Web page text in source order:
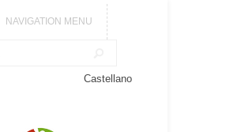
NAVIGATION MENU
Castellano